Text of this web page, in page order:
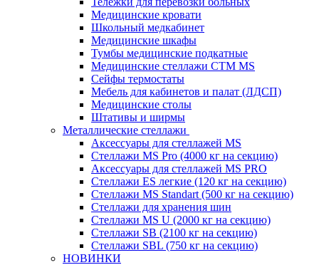
Медицинские кровати
Школьный медкабинет
Медицинские шкафы
Тумбы медицинские подкатные
Медицинские стеллажи CTM MS
Сейфы термостаты
Мебель для кабинетов и палат (ЛДСП)
Медицинские столы
Штативы и ширмы
Металлические стеллажи
Аксессуары для стеллажей MS
Стеллажи MS Pro (4000 кг на секцию)
Аксессуары для стеллажей MS PRO
Стеллажи ES легкие (120 кг на секцию)
Стеллажи MS Standart (500 кг на секцию)
Стеллажи для хранения шин
Стеллажи MS U (2000 кг на секцию)
Стеллажи SB (2100 кг на секцию)
Стеллажи SBL (750 кг на секцию)
НОВИНКИ